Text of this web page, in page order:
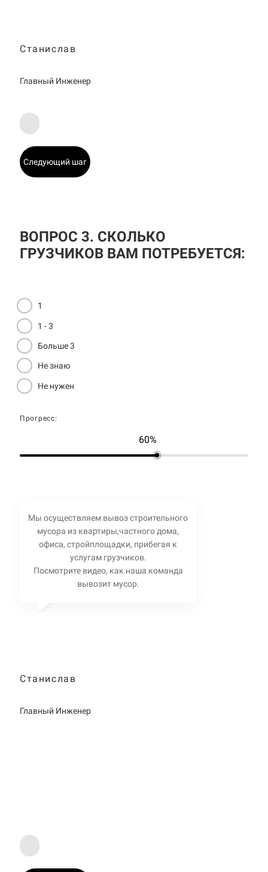
Станислав
Главный Инженер
Следующий шаг
ВОПРОС 3. СКОЛЬКО
ГРУЗЧИКОВ ВАМ ПОТРЕБУЕТСЯ:
1
1 - 3
Больше 3
Не знаю
Не нужен
Прогресс:
60%
Мы осуществляем вывоз строительного
мусора из квартиры,частного дома,
офиса, стройплощадки, прибегая к
услугам грузчиков.
Посмотрите видео, как наша команда
вывозит мусор.
Станислав
Главный Инженер